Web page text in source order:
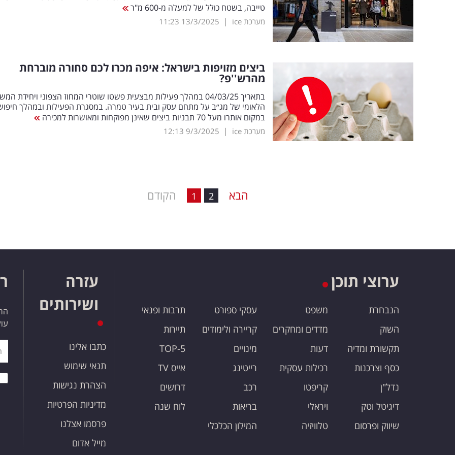
טייבה, בשטח כולל של למעלה מ-600 מ"ר
מערכת ice |
13/3/2025
11:23
ביצים מזויפות בישראל: איפה מכרו לכם סחורה מוברחת
מהרש''פ?
בתאריך 04/03/25 במהלך פעילות מבצעית פשטו שוטרי המחוז הצפוני ויחידת
הלאומי של מג״ב על מתחם עסק ובית בעיר טמרה. במסגרת הפעילות ובמהלך
במקום אותרו מעל 70 תבניות ביצים שאינן מפוקחות ומאושרות למכירה
מערכת ice |
9/3/2025
12:13
הקודם 1 2 הבא
ערוצי תוכן
הנבחרת
השוק
תקשורת ומדיה
כסף וצרכנות
נדל"ן
דיגיטל וטק
שיווק ופרסום
משפט
מדדים ומחקרים
דעות
רכילות עסקית
קריפטו
ויראלי
טלוויזיה
עסקי ספורט
קריירה ולימודים
מינויים
רייטינג
רכב
בריאות
המילון הכלכלי
תרבות ופנאי
תיירות
TOP-5
אייס TV
דרושים
לוח שנה
עזרה
ושירותים
כתבו אלינו
תנאי שימוש
הצהרת נגישות
מדיניות הפרטיות
פרסמו אצלנו
מייל אדום